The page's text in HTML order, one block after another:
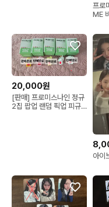
프로
ME
20,000원
[판매] 프로미스나인 정규
2집 팝업 랜덤 픽업 피규
아이